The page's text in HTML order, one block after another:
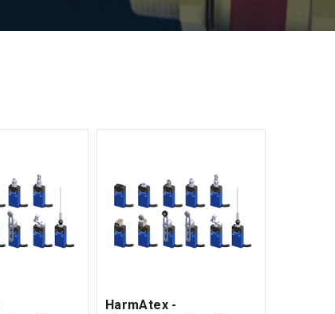
HarmAtex -